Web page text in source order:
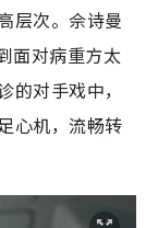
层次。佘诗曼
面对病重方太
对手戏中，
心机，流畅转